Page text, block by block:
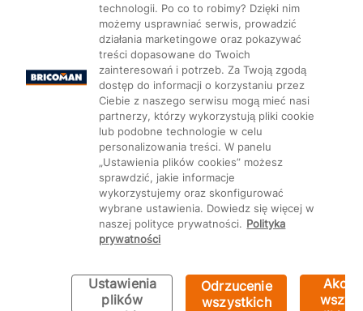
Mapa Strony: Kategorie Produkty Marki CMS
Ustawienia plików cookie
technologii. Po co to robimy? Dzięki nim
możemy usprawniać serwis, prowadzić
działania marketingowe oraz pokazywać
treści dopasowane do Twoich
zainteresowań i potrzeb. Za Twoją zgodą
dostęp do informacji o korzystaniu przez
Ciebie z naszego serwisu mogą mieć nasi
partnerzy, którzy wykorzystują pliki cookie
lub podobne technologie w celu
personalizowania treści. W panelu
„Ustawienia plików cookies” możesz
sprawdzić, jakie informacje
wykorzystujemy oraz skonfigurować
wybrane ustawienia. Dowiedz się więcej w
naszej polityce prywatności. Polityka
prywatności
Ustawienia
plików
Odrzucenie
wszystkich